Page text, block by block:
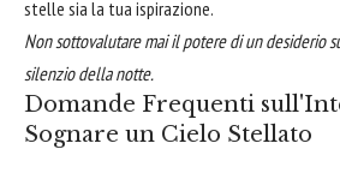
stelle sia la tua ispirazione.
Non sottovalutare mai il potere di un desiderio
silenzio della notte.
Domande Frequenti
Sognare un Cielo Stellato